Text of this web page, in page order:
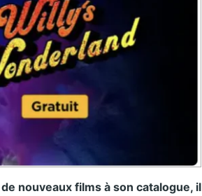
nouveaux films à son catalogue, il